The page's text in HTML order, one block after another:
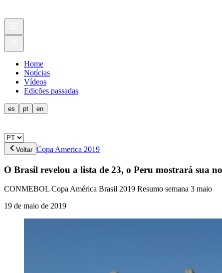
Home
Notícias
Vídeos
Edições passadas
es pt en
Voltar Copa America 2019
O Brasil revelou a lista de 23, o Peru mostrará sua
CONMEBOL Copa América Brasil 2019 Resumo semana 3 maio
19 de maio de 2019